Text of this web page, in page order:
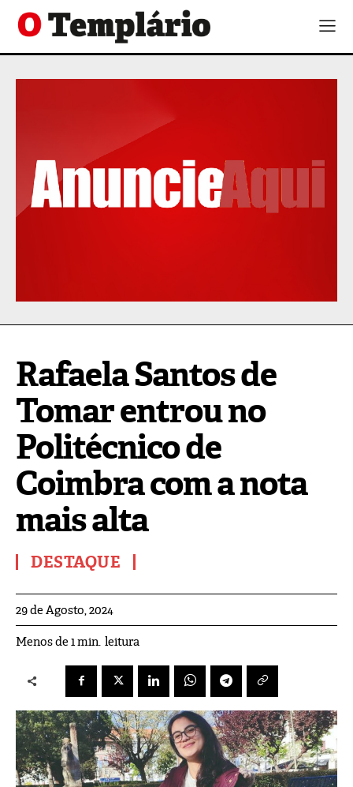
Rafaela Santos de
Tomar entrou no
Politécnico de
Coimbra com a nota
mais alta
DESTAQUE
29 de Agosto, 2024
Menos de 1min. leitura